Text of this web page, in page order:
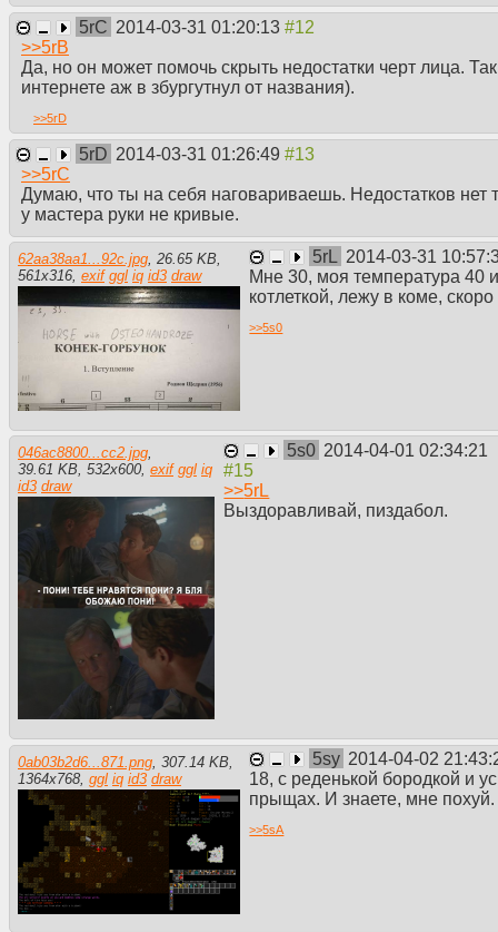
5rC 2014-03-31 01:20:13
>>5rB
Да, но он может помочь скрыть недостатки черт лица.
интернете аж в збургутнул от названия).
>>5rD
5rD 2014-03-31 01:26:49
>>5rC
Думаю, что ты на себя наговариваешь. Недостатков нет
у мастера руки не кривые.
62aa38aa1...92c.jpg, 26.65 KB,
561x316, exif ggl iq id3 draw
5rL 2014-03-31
Мне 30, моя температура 40
котлеткой, лежу в коме,
>>5s0
046ac8800...cc2.jpg,
39.61 KB, 532x600, exif ggl iq
id3 draw
5s0 2014-04-01 02:34:21
>>5rL
Выздоравливай, пиздабол.
0ab03b2d6...871.png 307.14 KB
1364x768 ggl iq id3 draw
5sy 2014-04-02
18, с реденькой бородкой и
прыщах. И знаете, мне похуй.
>>5sA